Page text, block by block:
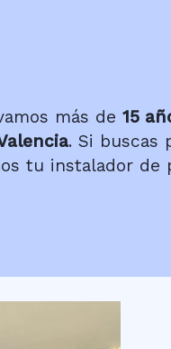
más de 15
. Si buscas
tu instalador de